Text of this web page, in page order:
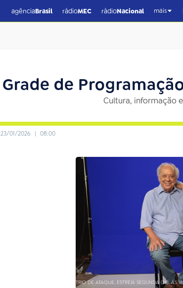
agênciaBrasil rádioMEC rádioNacional mais
Grade de
Cultura, informação
23/01/2026 | 08:00
TRIO DE ATAQUE, ESTREIA SEGUNDA (26), ÀS